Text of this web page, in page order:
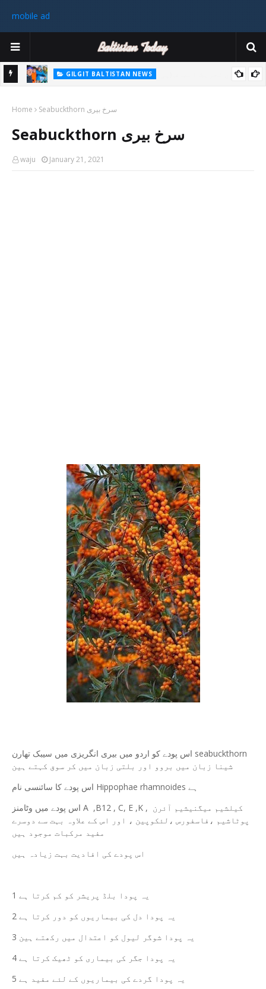
mobile ad
GILGIT BALTISTAN NEWS
میٹر چوٹی سر کیHome Seabuckthorn سرخ بیری
Seabuckthorn سرخ بیری
waju January 21, 2021
اس پودے کو اردو میں بیری انگریزی میں سیبک تھارن seabuckthorn
شینا زبان میں بروو اور بلتی زبان میں کر سوق کہتے ہین
اس پودے کا سائنسی نام Hippophae rhamnoides ہے
اس پودے میں وٹامنز A ,B12 , C, E ,K , کیلشیم میگنیشیم آئرن
پوٹاشیم ،فاسفورس ،لئکوپین ، اور اس کے علاوہ بہت سے دوسرے
مفید مرکبات موجود ہیں
اس پودے کی افادیت بہت زیادہ ہیں
1 یہ پودا بلڈ پریشر کو کم کرتا ہے
2 یہ پودا دل کی بیماریوں کو دور کرتا ہے
3 یہ پودا شوگر لیول کو اعتدال میں رکھتے ہین
4 یہ پودا جگر کی بیماری کو ٹھیک کرتا ہے
5 یہ پودا گردے کی بیماریوں کے لئے مفید ہے